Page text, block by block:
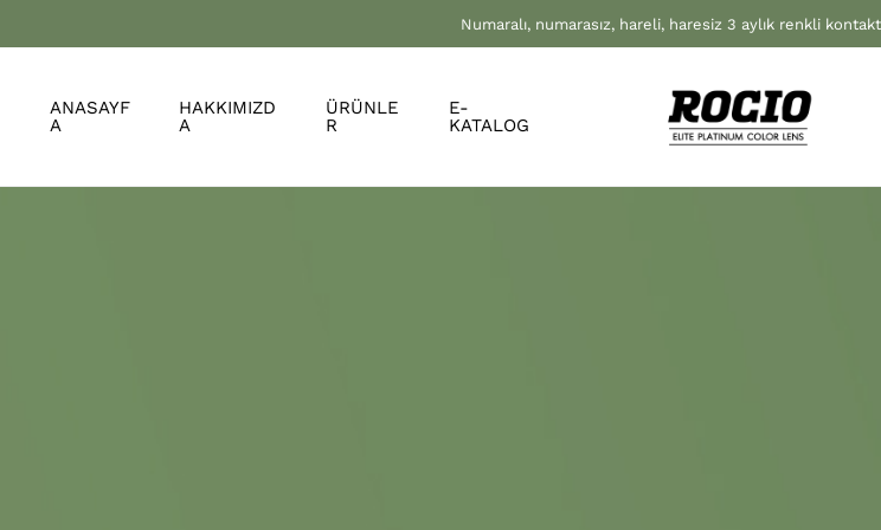
Numaralı, numarasız, hareli, haresiz 3 aylık renkli
ANASAYF
A
HAKKIMIZD
A
ÜRÜNLE
R
E-
KATALOG